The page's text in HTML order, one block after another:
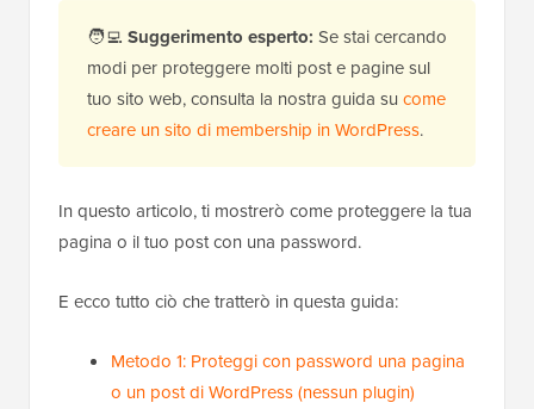
🧑‍💻 Suggerimento esperto: Se stai cercando
modi per proteggere molti post e pagine sul
tuo sito web, consulta la nostra guida su come
creare un sito di membership in WordPress.
In questo articolo, ti mostrerò come proteggere la tua
pagina o il tuo post con una password.
E ecco tutto ciò che tratterò in questa guida:
Metodo 1: Proteggi con password una pagina
o un post di WordPress (nessun plugin)